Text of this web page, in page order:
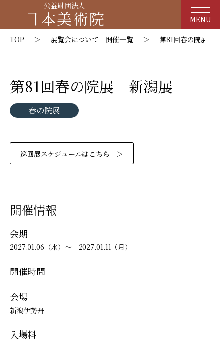
日本美術院
公益財団法人
MENU
TOP ＞ 展覧会について 開催一覧 ＞ 第81回春の院展
第81回春の院展 新潟展
春の院展
巡回展スケジュールはこちら ＞
開催情報
会期
2027.01.06（水）～ 2027.01.11（月）
開催時間
会場
新潟伊勢丹
入場料